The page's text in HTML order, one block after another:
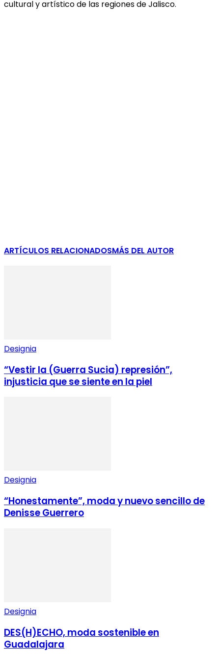
cultural y artístico de las regiones de Jalisco.
ARTÍCULOS RELACIONADOSMÁS DEL AUTOR
Designia
“Vestir la (Guerra Sucia) represión”,
injusticia que se siente en la piel
Designia
“Honestamente”, moda y nuevo sencillo de
Denisse Guerrero
Designia
DES(H)ECHO, moda sostenible en
Guadalajara